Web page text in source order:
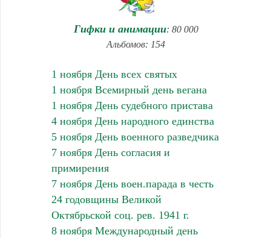
Гифки и анимации: 80 000
Альбомов: 154
1 ноября День всех святых
1 ноября Всемирный день вегана
1 ноября День судебного пристава
4 ноября День народного единства
5 ноября День военного разведчика
7 ноября День согласия и
примирения
7 ноября День воен.парада в честь
24 годовщины Великой
Октябрьской соц. рев. 1941 г.
8 ноября Международный день